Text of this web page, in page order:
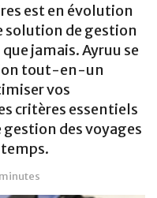
est en évolution
solution de gestion
jamais. Ayruu se
tout-en-un
vos
critères essentiels
des voyages
temps.